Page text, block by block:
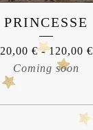
PRINCESSE
20,00 €-120,00 €
Coming soon